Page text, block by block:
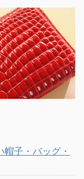
子・バッグ・